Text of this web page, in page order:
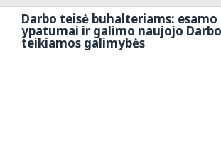
Darbo teisė buhalteriams:
ypatumai ir galimo naujojo
teikiamos galimybės